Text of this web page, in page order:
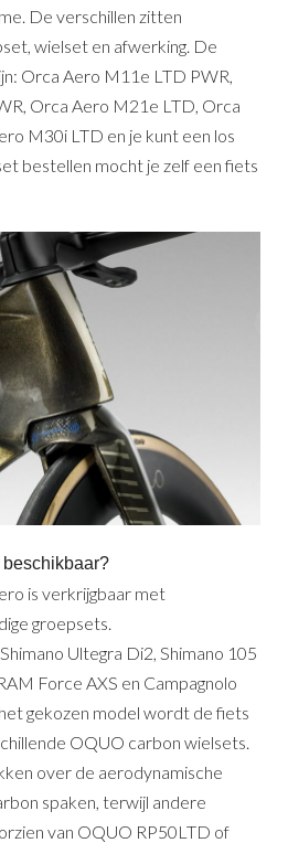
De verschillen zitten
wielset en afwerking. De
Orca Aero M11e LTD PWR,
Orca Aero M21e LTD, Orca
M30i LTD en je kunt een los
bestellen mocht je zelf een fiets
is verkrijgbaar met
groepsets.
Ultegra Di2, Shimano 105
Force AXS en Campagnolo
gekozen model wordt de fiets
OQUO carbon wielsets.
over de aerodynamische
spaken, terwijl andere
van OQUO RP50LTD of